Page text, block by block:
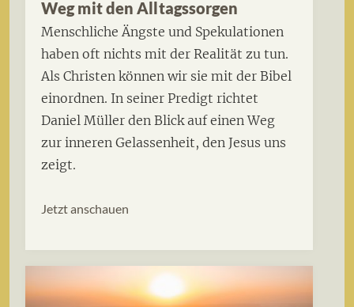
Weg mit den Alltagssorgen
Menschliche Ängste und Spekulationen
haben oft nichts mit der Realität zu tun.
Als Christen können wir sie mit der Bibel
einordnen. In seiner Predigt richtet
Daniel Müller den Blick auf einen Weg
zur inneren Gelassenheit, den Jesus uns
zeigt.
Jetzt anschauen